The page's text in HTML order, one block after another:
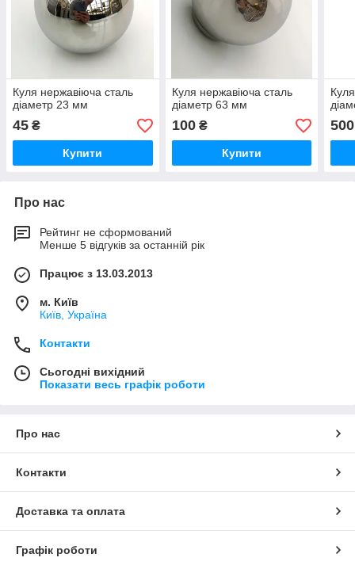
Куля нержавіюча сталь
діаметр 23 мм
45 ₴
Купити
Куля нержавіюча сталь
діаметр 63 мм
100₴
Купити
500
Про нас
Рейтинг не сформований
Менше 5 відгуків за останній рік
Працює з 13.03.2013
м. Київ
Київ, Україна
Контакти
Сьогодні вихідний
Показати весь графік роботи
Про нас
Контакти
Доставка та оплата
Графік роботи